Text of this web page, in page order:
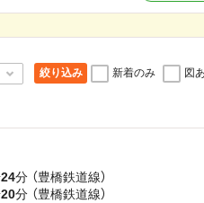
絞り込み 新着のみ 図
24分 （豊橋鉄道線）
20分 （豊橋鉄道線）